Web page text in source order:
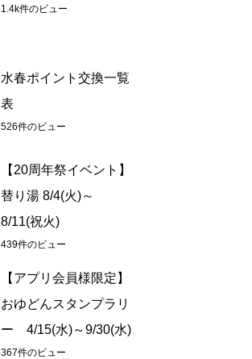
1.4k件のビュー
水春ポイント交換一覧
表
526件のビュー
【20周年祭イベント】
替り湯 8/4(火)～
8/11(祝火)
439件のビュー
【アプリ会員様限定】
おゆどんスタンプラリ
ー 4/15(水)～9/30(水)
367件のビュー